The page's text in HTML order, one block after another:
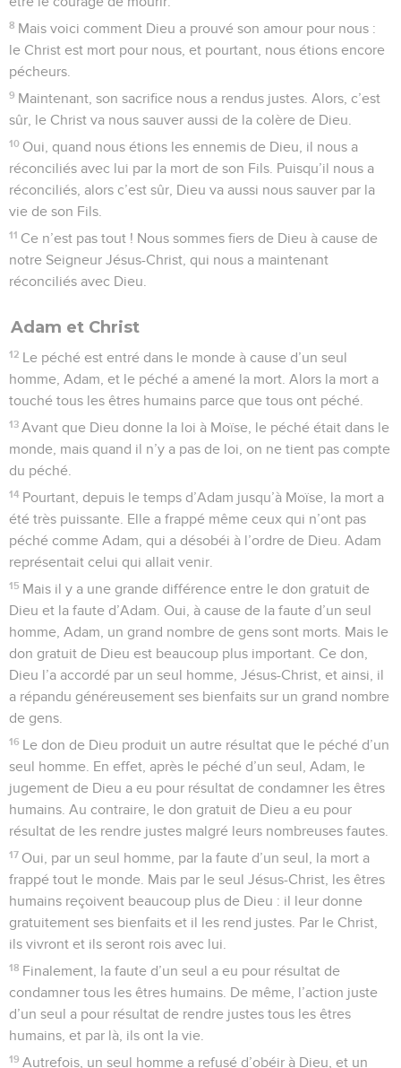
8 Mais voici comment Dieu a prouvé son amour pour nous :
le Christ est mort pour nous, et pourtant, nous étions encore
pécheurs.
9 Maintenant, son sacrifice nous a rendus justes. Alors, c’est
sûr, le Christ va nous sauver aussi de la colère de Dieu.
10 Oui, quand nous étions les ennemis de Dieu, il nous a
réconciliés avec lui par la mort de son Fils. Puisqu’il nous a
réconciliés, alors c’est sûr, Dieu va aussi nous sauver par la
vie de son Fils.
11 Ce n’est pas tout ! Nous sommes fiers de Dieu à cause de
notre Seigneur Jésus-Christ, qui nous a maintenant
réconciliés avec Dieu.
Adam et Christ
12 Le péché est entré dans le monde à cause d’un seul
homme, Adam, et le péché a amené la mort. Alors la mort a
touché tous les êtres humains parce que tous ont péché.
13 Avant que Dieu donne la loi à Moïse, le péché était dans le
monde, mais quand il n’y a pas de loi, on ne tient pas compte
du péché.
14 Pourtant, depuis le temps d’Adam jusqu’à Moïse, la mort a
été très puissante. Elle a frappé même ceux qui n’ont pas
péché comme Adam, qui a désobéi à l’ordre de Dieu. Adam
représentait celui qui allait venir.
15 Mais il y a une grande différence entre le don gratuit de
Dieu et la faute d’Adam. Oui, à cause de la faute d’un seul
homme, Adam, un grand nombre de gens sont morts. Mais le
don gratuit de Dieu est beaucoup plus important. Ce don,
Dieu l’a accordé par un seul homme, Jésus-Christ, et ainsi, il
a répandu généreusement ses bienfaits sur un grand nombre
de gens.
16 Le don de Dieu produit un autre résultat que le péché d’un
seul homme. En effet, après le péché d’un seul, Adam, le
jugement de Dieu a eu pour résultat de condamner les êtres
humains. Au contraire, le don gratuit de Dieu a eu pour
résultat de les rendre justes malgré leurs nombreuses fautes.
17 Oui, par un seul homme, par la faute d’un seul, la mort a
frappé tout le monde. Mais par le seul Jésus-Christ, les êtres
humains reçoivent beaucoup plus de Dieu : il leur donne
gratuitement ses bienfaits et il les rend justes. Par le Christ,
ils vivront et ils seront rois avec lui.
18 Finalement, la faute d’un seul a eu pour résultat de
condamner tous les êtres humains. De même, l’action juste
d’un seul a pour résultat de rendre justes tous les êtres
humains, et par là, ils ont la vie.
19 Autrefois, un seul homme a refusé d’obéir à Dieu, et un